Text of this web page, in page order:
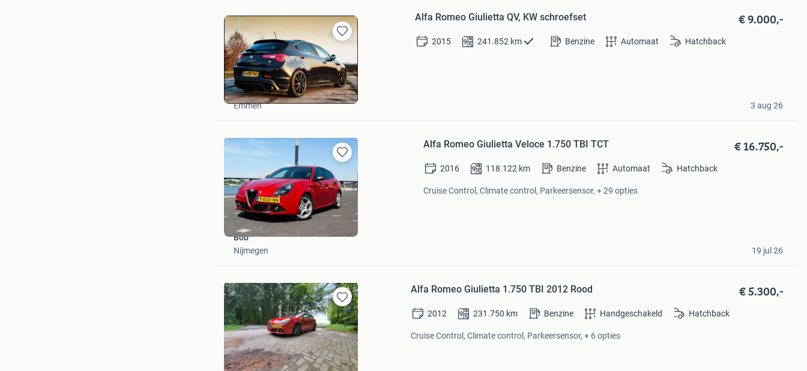
Bewaren
in
Mijn
Favorieten
Alfa Romeo Giulietta QV, KW schroefset € 9.000,-
2015 241.852 km Benzine Automaat Hatchback
Zoë
Emmen
3 aug 26
Bewaren
in
Mijn
Favorieten
Alfa Romeo Giulietta Veloce 1.750 TBI TCT € 16.750,-
2016 118.122 km Benzine Automaat Hatchback
Cruise Control, Climate control, Parkeersensor, + 29 opties
Bob
Nijmegen
19 jul 26
Bewaren
in
Mijn
Favorieten
Alfa Romeo Giulietta 1.750 TBI 2012 Rood € 5.300,-
2012 231.750 km Benzine Handgeschakeld Hatchback
Cruise Control, Climate control, Parkeersensor, + 6 opties